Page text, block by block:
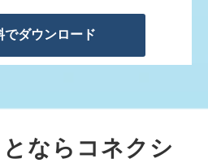
でダウンロード
ならコネクシ